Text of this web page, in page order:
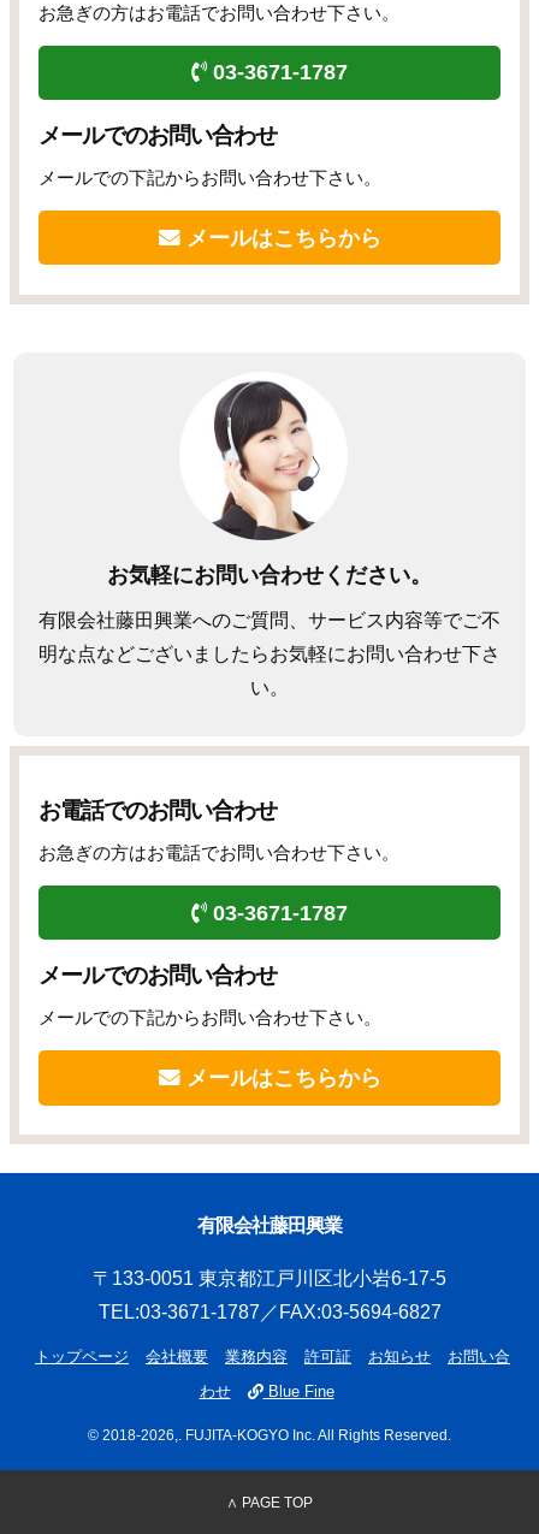
お急ぎの方はお電話でお問い合わせ下さい。
03-3671-1787
メールでのお問い合わせ
メールでの下記からお問い合わせ下さい。
メールはこちらから
お気軽にお問い合わせください。
有限会社藤田興業へのご質問、サービス内容等でご不
明な点などございましたらお気軽にお問い合わせ下さ
い。
お電話でのお問い合わせ
お急ぎの方はお電話でお問い合わせ下さい。
03-3671-1787
メールでのお問い合わせ
メールでの下記からお問い合わせ下さい。
メールはこちらから
∧ PAGE TOP
有限会社藤田興業
〒133-0051 東京都江戸川区北小岩6-17-5
TEL:03-3671-1787／FAX:03-5694-6827
トップページ 会社概要 業務内容 許可証 お知らせ
お問い合
わせ
Blue Fine
© 2018-2026,. FUJITA-KOGYO Inc. All Rights Reserved.